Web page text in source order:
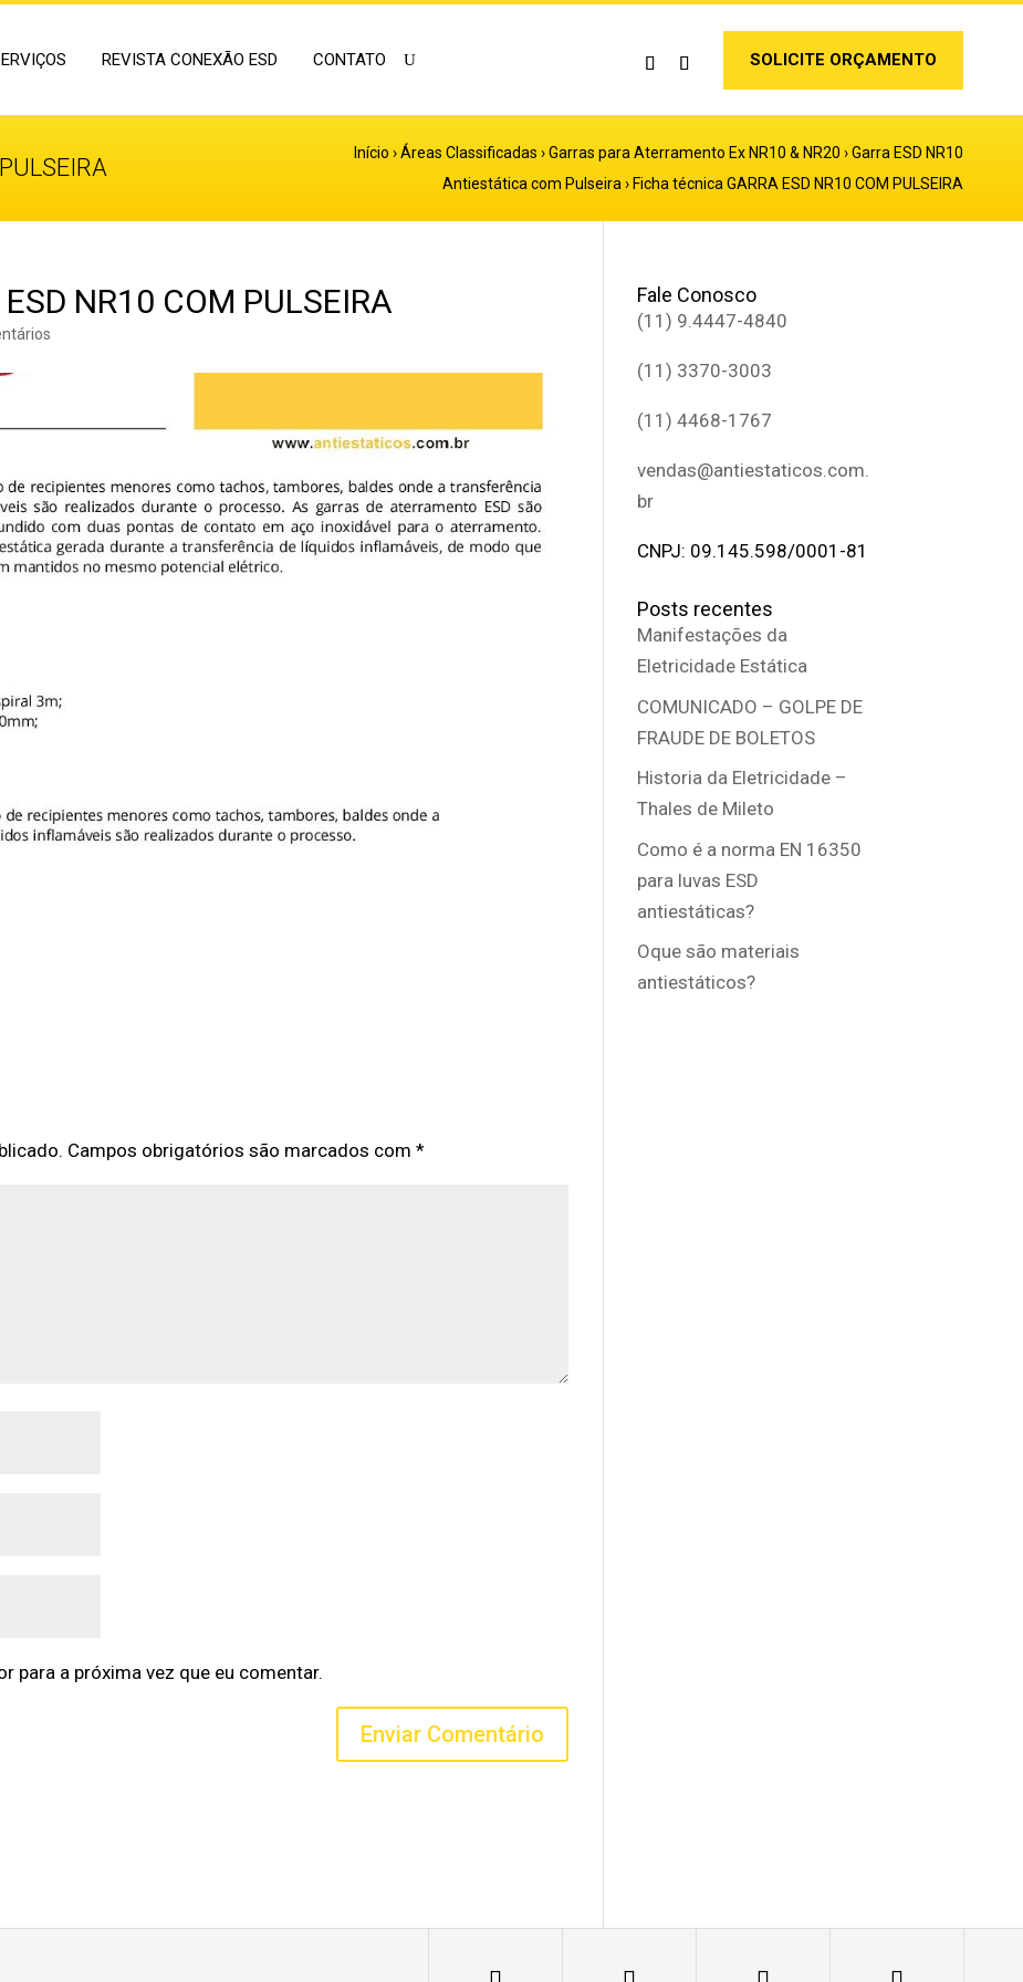
REVISTA CONEXÃO ESD CONTATO SOLICITE ORÇAMENTO
Início ›Áreas Classificadas ›Garras para Aterramento Ex NR10 & NR20 ›Garra ESD NR10
Antiestática com Pulseira › Ficha técnica GARRA ESD NR10 COM PULSEIRA
NR10 COM PULSEIRA
Campos obrigatórios são marcados com*
para a próxima vez que eu comentar.
Fale Conosco
(11) 9.4447-4840
(11) 3370-3003
(11) 4468-1767
vendas@antiestaticos.com.
br
CNPJ: 09.145.598/0001-81
Posts recentes
Manifestações da
Eletricidade Estática
COMUNICADO – GOLPE DE
FRAUDE DE BOLETOS
Historia da Eletricidade –
Thales de Mileto
Como é a norma EN 16350
para luvas ESD
antiestáticas?
Oque são materiais
antiestáticos?